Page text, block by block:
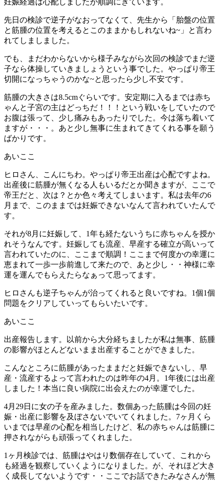
妊娠経過は心配しましたが順調にきています。
先日の検診で逆子がなおってなくて、先生から「胎盤の位置
と筋腫の位置を考えるとこのままかもしれないね~」と言わ
れてしましました。
でも、まだわからないから様子みながら次回の検診でまだ逆
子なら体操していきましょうという事でした。やっぱり帝王
切開になっちゃうのかな~と思ったら少し不安です。
筋腫の大きさは8.5cmぐらいです。安定期に入るまでは赤ち
ゃんと子宮の主はどっちだ！！！という戦いをしていたので
お腹は張って、少し痛みもあったりでした。今は落ち着いて
ますが・・・。あと少し無事に生まれてきてくれる事を願う
ばかりです。
あいここ
ヒロさん、こんにちわ。やっぱり帝王出産は心配ですよね。
出産後に筋腫が無くなる人もいるだとか聞きますが、ここで
帝王だと、次は？とか色々考えてしまいます。私は去年の6
月まで、このままでは妊娠できないなんて言われていたんで
す。
それが8月に妊娠して、1年も経たないうちに赤ちゃんを授か
れそうなんです。妊娠しても流産、早産する確立が高いって
言われていたのに、ここまで順調！ここまで何度かの幸運に
恵まれて一歩一歩前進して来たので、あと少し・・神様に幸
運を運んでもらえたらなぁって思ってます。
ヒロさんも逆子ちゃんが治ってくれると良いですね。1個1個
問題をクリアしていってもらいたいです。
あいここ
出産報告します。以前から大分経ちましたが私は無事、筋腫
の影響がほとんどないまま出産することができました。
こんなところに筋腫があったままだと妊娠できないし、早
産・流産するよって言われたのは昨年の4月。1年後には出産
しました！本当に良い病院に出会えたのが幸運でした。
4月29日に女の子を産みました。数個あった筋腫は今回の妊
娠・出産に影響を及ぼさないでいてくれました。7ヶ月くら
いまでは早産の心配を相当したけど、私の赤ちゃんは筋腫に
押されながらも頑張ってくれました。
1ヶ月検診では、筋腫はやはり数個存在していて、これから
も経過を観察していくようになりました。が、それほど大き
く成長してないようです・・ここでお話できたみなさんが無